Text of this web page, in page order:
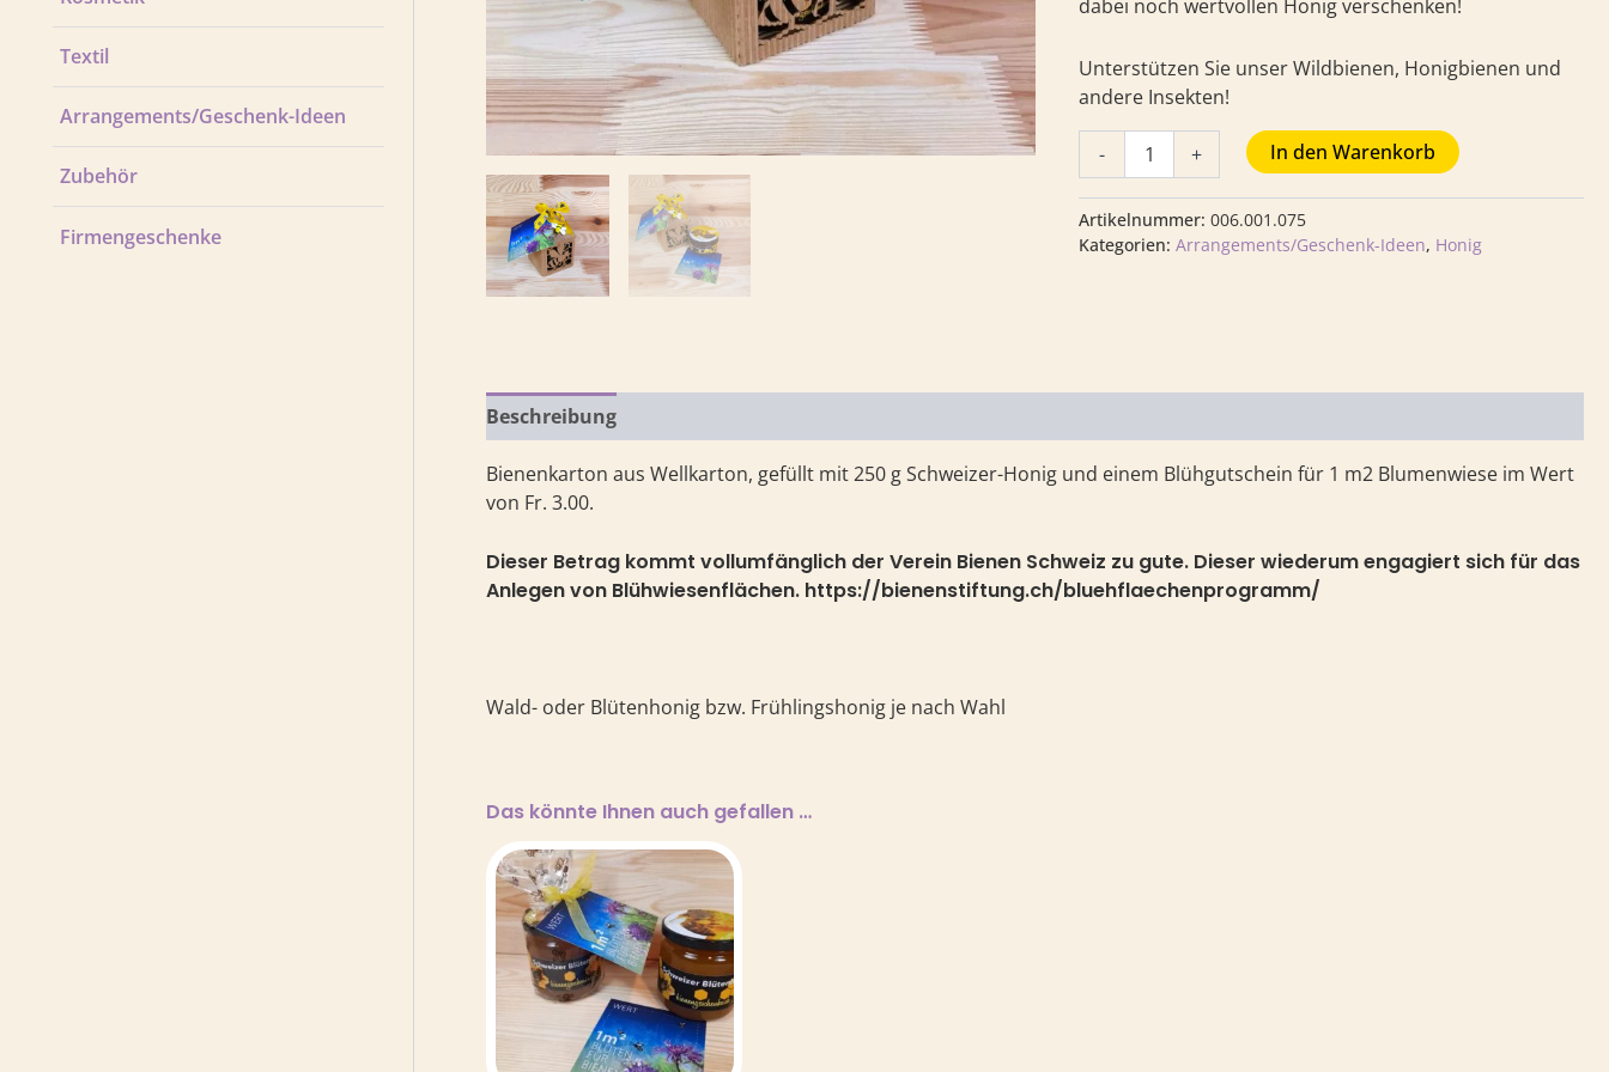
Textil
Arrangements/Geschenk-Ideen
Zubehör
Firmengeschenke
dabei noch wertvollen Honig verschenken!
Unterstützen Sie unser Wildbienen, Honigbienen und
andere Insekten!
- + In den Warenkorb
Artikelnummer:006.001.075
Kategorien:Arrangements/Geschenk-Ideen, Honig
Beschreibung
Bienenkarton aus Wellkarton, gefüllt mit 250 g Schweizer-Honig und einem Blühgutschein für 1 m2 Blumenwiese im Wert
von Fr. 3.00.
Dieser Betrag kommt vollumfänglich der Verein Bienen Schweiz zu gute. Dieser wiederum engagiert sich für das
Anlegen von Blühwiesenflächen. https://bienenstiftung.ch/bluehflaechenprogramm/
Wald- oder Blütenhonig bzw. Frühlingshonig je nach Wahl
Das könnte Ihnen auch gefallen …